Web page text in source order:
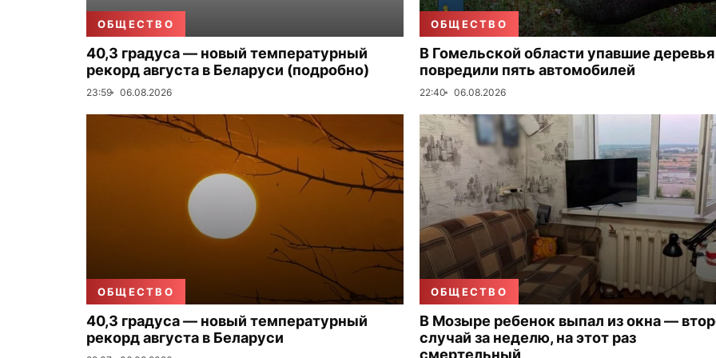
ОБЩЕСТВО
40,3 градуса — новый температурный
рекорд августа в Беларуси (подробно)
23:59 06.08.2026
ОБЩЕСТВО
В Гомельской области упавшие деревья
повредили пять автомобилей
22:40 06.08.2026
ОБЩЕСТВО
40,3 градуса — новый температурный
рекорд августа в Беларуси
ОБЩЕСТВО
В Мозыре ребенок выпал из окна —
случай за неделю, на этот раз
смертельный